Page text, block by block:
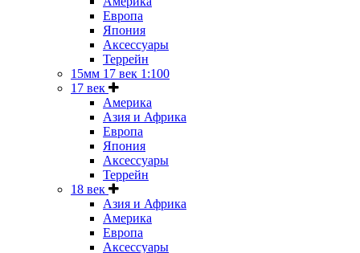
Европа
Япония
Аксессуары
Террейн
15мм 17 век 1:100
17 век
Америка
Азия и Африка
Европа
Япония
Аксессуары
Террейн
18 век
Азия и Африка
Америка
Европа
Аксессуары